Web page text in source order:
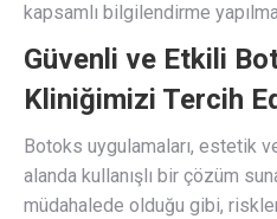
kapsamlı bilgilendirme
Güvenli ve Etkili
Kliniğimizi Tercih
Botoks uygulamaları, estetik
alanda kullanışlı bir çözüm
müdahalede olduğu gibi,